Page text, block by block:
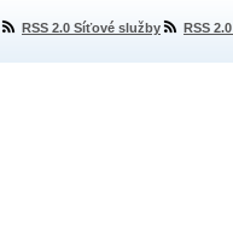
RSS 2.0 Síťové služby RSS